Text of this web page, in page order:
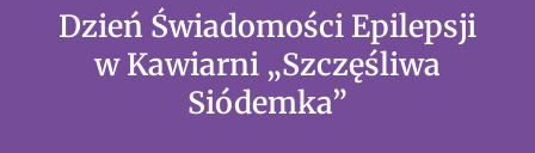
Dzień Świadomości Epilepsji
w Kawiarni „Szczęśliwa
Siódemka”